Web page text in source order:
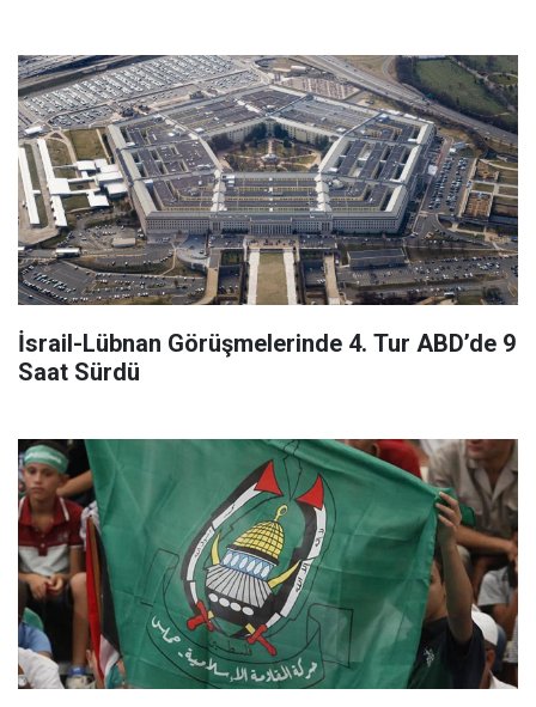
İsrail-Lübnan Görüşmelerinde 4. Tur ABD’de 9
Saat Sürdü